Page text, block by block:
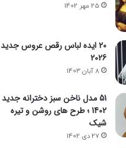
25 مهر 1402
20 ایده لباس رقص عروس جدید
2026
8 آبان 1403
51 مدل ناخن سبز دخترانه جدید
1402 ؛ طرح های روشن و تیره
شیک
27 دی 1402